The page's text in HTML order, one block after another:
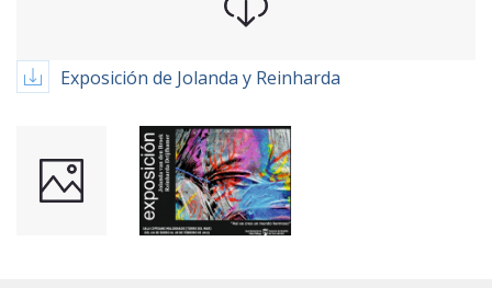
Exposición de Jolanda y Reinharda